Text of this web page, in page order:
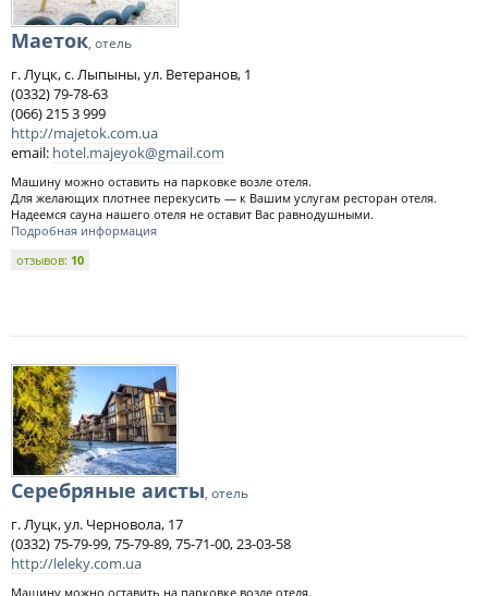
Маеток, отель
г. Луцк, с. Лыпыны, ул. Ветеранов, 1
(0332) 79-78-63
(066) 215 3 999
http://majetok.com.ua
email: hotel.majeyok@gmail.com
Машину можно оставить на парковке возле отеля.
Для желающих плотнее перекусить — к Вашим услугам ресторан отеля.
Надеемся сауна нашего отеля не оставит Вас равнодушными.
Подробная информация
отзывов: 10
Серебряные аисты, отель
г. Луцк, ул. Черновола, 17
(0332) 75-79-99, 75-79-89, 75-71-00, 23-03-58
http://leleky.com.ua
Машину можно оставить на парковке возле отеля.